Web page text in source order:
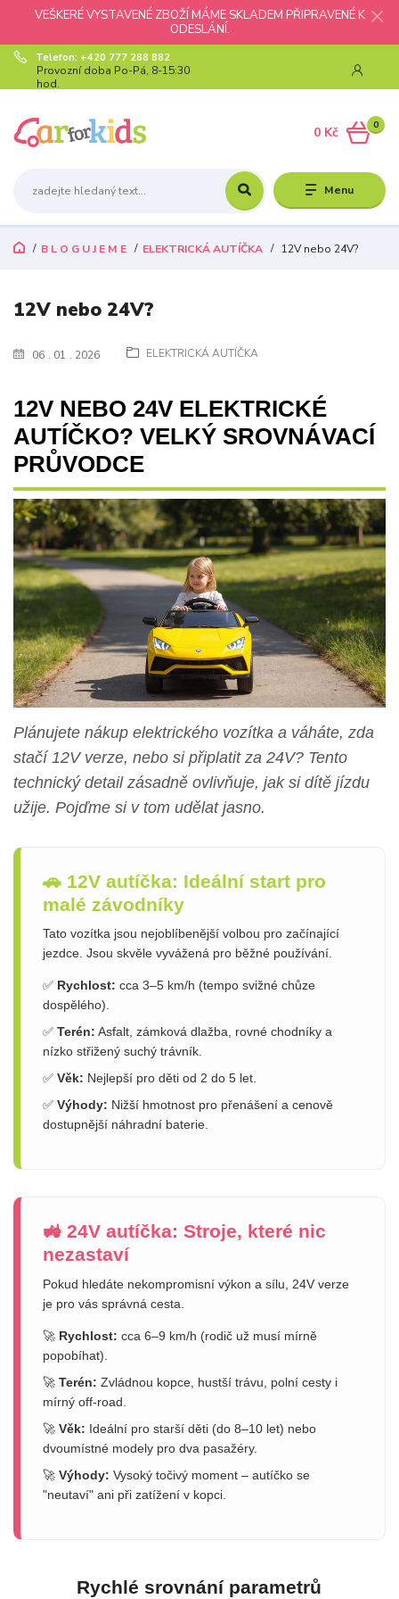
VEŠKERÉ VYSTAVENÉ ZBOŽÍ MÁME SKLADEM PŘIPRAVENÉ K
ODESLÁNÍ.
Menu
Telefon: +420 777 288 882
Provozní doba Po-Pá, 8-15:30
hod.
0
0 Kč
B L O G U J E M E ELEKTRICKÁ AUTÍČKA 12V nebo 24V?
06 01 2026 ELEKTRICKÁ AUTÍČKA
12V nebo 24V?
12V NEBO 24V ELEKTRICKÉ
AUTÍČKO? VELKÝ SROVNÁVACÍ
PRŮVODCE
Plánujete nákup elektrického vozítka a váháte, zda
stačí 12V verze, nebo si připlatit za 24V? Tento
technický detail zásadně ovlivňuje, jak si dítě jízdu
užije. Pojďme si v tom udělat jasno.
🚗 12V autíčka: Ideální start pro
malé závodníky
Tato vozítka jsou nejoblíbenější volbou pro začínající
jezdce. Jsou skvěle vyvážená pro běžné používání.
✅ Rychlost: cca 3–5 km/h (tempo svižné chůze
dospělého).
✅ Terén: Asfalt, zámková dlažba, rovné chodníky a
nízko střižený suchý trávník.
✅ Věk: Nejlepší pro děti od 2 do 5 let.
✅ Výhody: Nižší hmotnost pro přenášení a cenově
dostupnější náhradní baterie.
🚜 24V autíčka: Stroje, které nic
nezastaví
Pokud hledáte nekompromisní výkon a sílu, 24V verze
je pro vás správná cesta.
🚀 Rychlost: cca 6–9 km/h (rodič už musí mírně
popobíhat).
🚀 Terén: Zvládnou kopce, hustší trávu, polní cesty i
mírný off-road.
🚀 Věk: Ideální pro starší děti (do 8–10 let) nebo
dvoumístné modely pro dva pasažéry.
🚀 Výhody: Vysoký točivý moment – autíčko se
"neutaví" ani při zatížení v kopci.
Rychlé srovnání parametrů